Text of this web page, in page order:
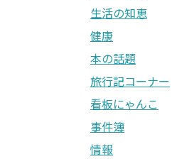
生活の知恵
健康
本の話題
旅行記コーナー
看板にゃんこ
事件簿
情報